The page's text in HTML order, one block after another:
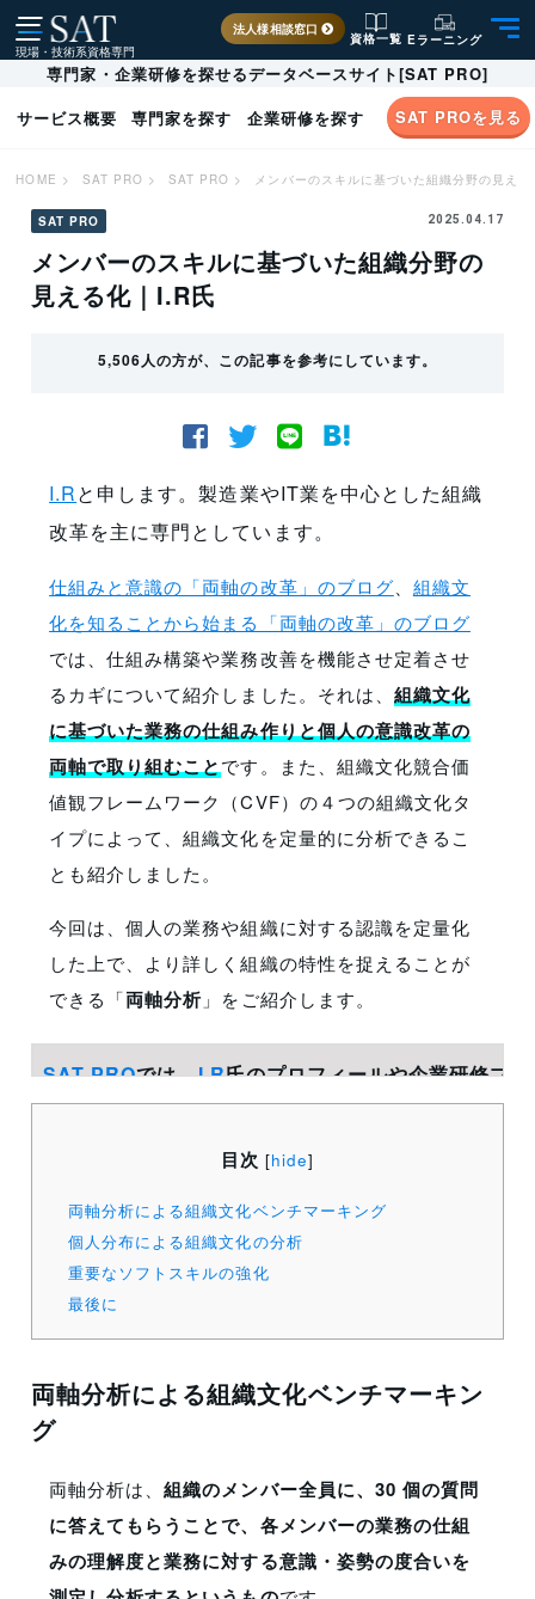
現場・技術系資格専門
法人様相談窓口
資格一覧 Eラーニング
専門家・企業研修を探せるデータベースサイト[SAT PRO]
サービス概要
専門家を探す 企業研修を探す SAT PROを見る
HOME > SAT PRO > SAT PRO > メンバーのスキルに基づいた組織分野の見え
SAT PRO 2025.04.17
メンバーのスキルに基づいた組織分野の
見える化｜I.R氏
5,506人の方が、この記事を参考にしています。
I.Rと申します。製造業やIT業を中心とした組織
改革を主に専門としています。
仕組みと意識の「両軸の改革」のブログ
組織文
化を知ることから始まる「両軸の改革」のブログ
では、仕組み構築や業務改善を機能させ定着させ
るカギについて紹介しました。それは、 組織文化
に基づいた業務の仕組み作りと個人の意識改革の
両軸で取り組むことです。また、組織文化競合価
値観フレームワーク（CVF）の４つの組織文化タ
イプによって、組織文化を定量的に分析できるこ
とも紹介しました。
今回は、個人の業務や組織に対する認識を定量化
した上で、より詳しく組織の特性を捉えることが
できる「両軸分析 」をご紹介します。
SAT PROでは、I.R氏のプロフィールや企業研修プ
目次 [hide]
両軸分析による組織文化ベンチマーキング
個人分布による組織文化の分析
重要なソフトスキルの強化
最後に
両軸分析による組織文化ベンチマーキン
グ
両軸分析は、組織のメンバー全員に、 30 個の質問
に答えてもらうことで、各メンバーの業務の仕組
みの理解度と業務に対する意識・姿勢の度合いを